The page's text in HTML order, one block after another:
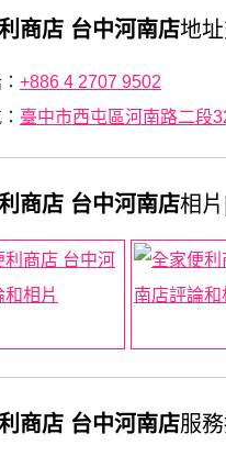
商店 台中河南店地
+886 4 2707 9502
臺中市西屯區河南路二段
商店 台中河南店相
商店 台中河南店服